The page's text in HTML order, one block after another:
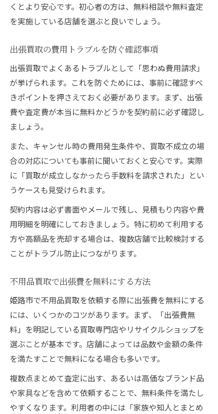
くとより安心です。初心者の方は、無料相談や無料査定
を実施している店舗を選ぶと良いでしょう。
出張買取の費用トラブルを防ぐ確認事項
出張買取でよくあるトラブルとして「思わぬ費用請求」
が挙げられます。これを防ぐためには、事前に確認すべ
きポイントを押さえておく必要があります。まず、出張
費や査定費が本当に無料かどうかを契約前に必ず確認し
ましょう。
また、キャンセル時の費用発生条件や、買取不成立の場
合の対応についても事前に聞いておくと安心です。実際
に「買取が成立しなかったら手数料を請求された」とい
うケースも見受けられます。
契約内容は必ず書面やメールで残し、見積もり内容や費
用明細を明確にしておきましょう。特に初めて利用する
方や高額品を売却する場合は、複数店舗で比較検討する
ことがトラブル防止につながります。
不用品買取で出張費を無料にする方法
姫路市で不用品買取を依頼する際に出張費を無料にする
には、いくつかのコツがあります。まず、「出張費無
料」を明記している買取専門店やリサイクルショップを
選ぶことが基本です。店舗によっては品数や金額の条件
を満たすことで無料になる場合も多いです。
複数点まとめて査定に出す、あるいは高価なブランド品
や家具などを含めて依頼することで、無料条件を満たし
やすくなります。利用者の中には「家族や知人とまとめ